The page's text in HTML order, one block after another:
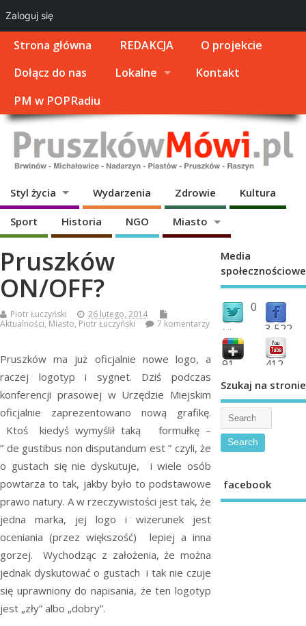
Strona główna REDAKCJA
O projekcie
Dołącz do nas
Lokalne
Kontakt
PM w POPRadiu
Styl życia Wydarzenia Zdrowie Kultura
Sport Historia NGO Miasto
Pruszków
ON/OFF?
Piotr Łuczyński
26 lutego, 2014
Aktualności, Miasto, Piotr Łuczyński 7 komentarzy
Pruszków ma już oficjalnie nowe logo, a
raczej logotyp i sygnet. Dziś podczas
konferencji prasowej w Urzędzie Miejskim
oficjalnie zaprezentowano nową grafikę.
Ktoś kiedyś wymyślił taką formułkę –
” de gustibus non disputandum est ” czyli, że
o gustach się nie dyskutuje, i wiele osób
powtarza to tak, jakby było to podstawowe
prawo natury. A w rzeczywistości jest tak, że
jedna marka, jej logo i wizerunek jest
oceniania (przez większość) lepiej a inna
gorzej. Wychodząc z założenia, że można
jednak dyskutować o gustach i tak nie czuje
się uprawniony do napisania, że ten logotyp
jest „zły” albo „dobry”.
Media
społecznościowe
0
followers 3,522
fans
91 412
Szukaj na stronie
facebook
Zaloguj się